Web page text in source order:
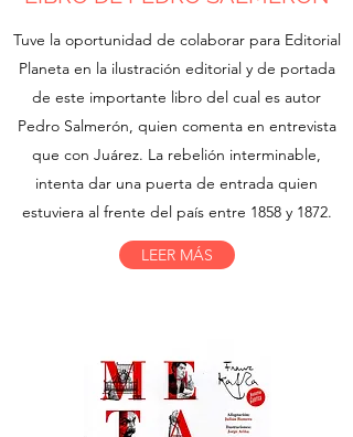
Tuve la oportunidad de colaborar para Editorial
Planeta en la ilustración editorial y de portada
de este importante libro del cual es autor
Pedro Salmerón, quien comenta en entrevista
que con Juárez. La rebelión interminable,
intenta dar una puerta de entrada quien
estuviera al frente del país entre 1858 y 1872.
LEER MÁS